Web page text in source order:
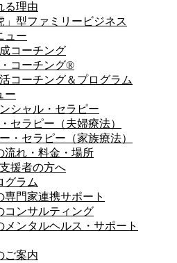
る理由
」型ファミリービジネス
ュー
コーチング
コーチング®︎
コーチング＆プログラム
ー
シャル・セラピー
セラピー（夫婦療法）
・セラピー（家族療法）
流れ・料金・場所
援者の方へ
グラム
専門家連携サポート
コンサルティング
メンタルヘルス・サポート
ご案内